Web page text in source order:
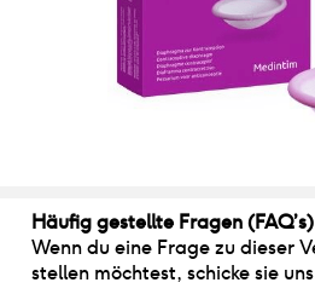
Häufig gestellte Fragen (FAQ’s)
Wenn du eine Frage zu dieser
stellen möchtest, schicke sie